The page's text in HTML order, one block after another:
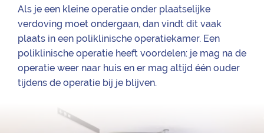
Als je een kleine operatie onder plaatselijke
verdoving moet ondergaan, dan vindt dit vaak
plaats in een poliklinische operatiekamer. Een
poliklinische operatie heeft voordelen: je mag na de
operatie weer naar huis en er mag altijd één ouder
tijdens de operatie bij je blijven.